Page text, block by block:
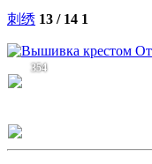
刺绣 13 / 14 1
354